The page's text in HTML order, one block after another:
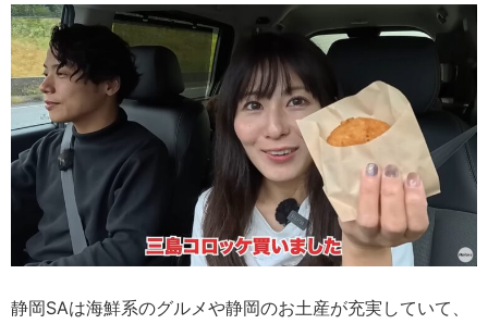
静岡SAは海鮮系のグルメや静岡のお土産が充実していて、